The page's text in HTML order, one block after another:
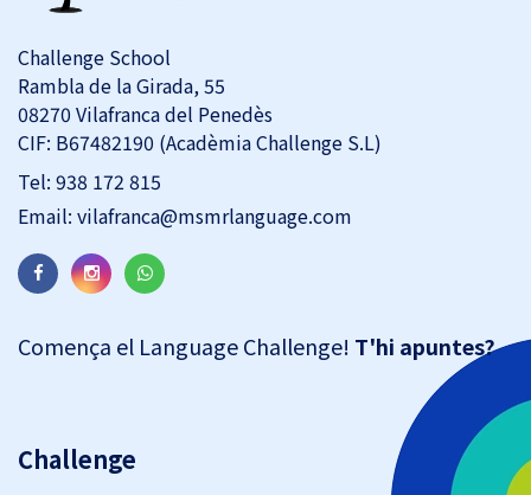
Challenge School
Rambla de la Girada, 55
08270 Vilafranca del Penedès
CIF: B67482190 (Acadèmia Challenge S.L)
Tel: 938 172 815
Email: vilafranca@msmrlanguage.com
Comença el Language Challenge! T'hi apuntes?
Challenge